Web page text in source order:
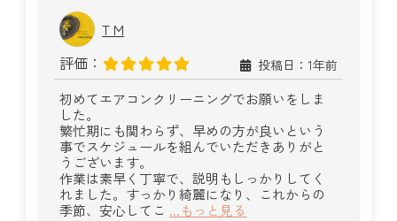
T M
評価：
投稿日：1年前
初めてエアコンクリーニングでお願いをしま
した。
繁忙期にも関わらず、早めの方が良いという
事でスケジュールを組んでいただきありがと
うございます。
作業は素早く丁寧で、説明もしっかりしてく
れました。すっかり綺麗になり、これからの
季節、安心してこ ...もっと見る